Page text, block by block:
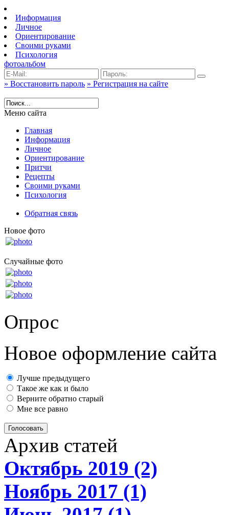
Информация
Личное
Ориентирование
Своими руками
Психология
фотоальбом
» Восстановить пароль » Регистрация на сайте
Меню сайта
Главная
Информация
Личное
Ориентирование
Притчи
Рецепты
Своими руками
Психология
Обратная связь
Новое фото
Случайные фото
Опрос
Новое оформление сайта
Лучше предыдущего
Такое же как и было
Верните обратно старый
Мне все равно
Голосовать
Архив статей
Октябрь 2019 (2)
Ноябрь 2017 (1)